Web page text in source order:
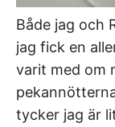
Både jag och
jag fick en
varit med om
tycker jag är